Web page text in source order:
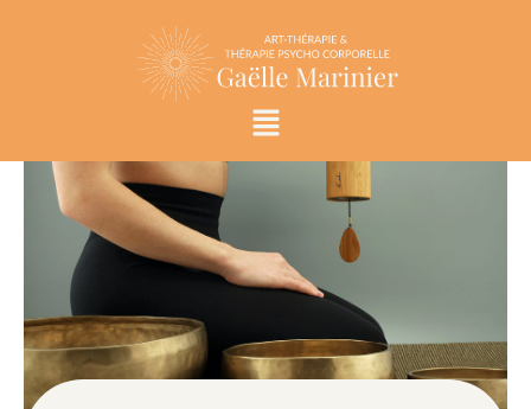
Menu